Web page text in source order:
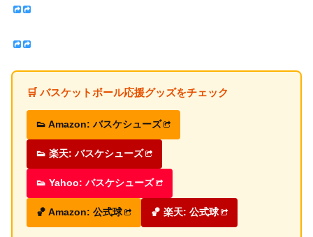
🛒 バスケットボール応援グッズをチェック
👟 Amazon: バスケシューズ
👟 楽天: バスケシューズ
👟 Yahoo: バスケシューズ
🏀 Amazon: 公式球 🏀 楽天: 公式球